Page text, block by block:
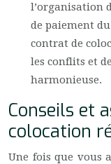
l’organisation
de paiement
contrat de
les conflits et
harmonieuse.
Conseils et
colocation
Une fois que vous